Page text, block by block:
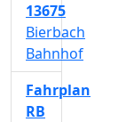
13675
Bierbach
Bahnhof
Fahrplan
RB